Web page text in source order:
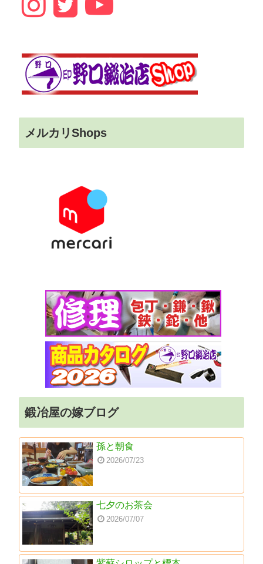
メルカリShops
鍛冶屋の嫁ブログ
孫と朝食
2026/07/23
七夕のお茶会
2026/07/07